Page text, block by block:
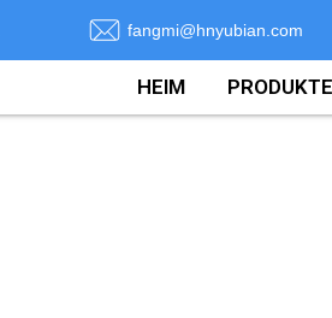
fangmi@hnyubian.com
HEIM PRODUKTE